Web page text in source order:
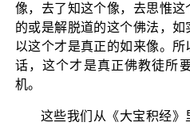
像，去了知这个像，去思惟
的或是解脱道的这个佛法，
以这个才是真正的如来像。
话，这个才是真正佛教徒所
机。
这些我们从《大宝积经